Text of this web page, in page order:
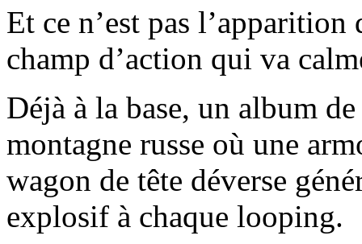
Et ce n’est pas l’apparition
champ d’action qui va
Déjà à la base, un album
montagne russe où une
wagon de tête déverse
explosif à chaque looping.